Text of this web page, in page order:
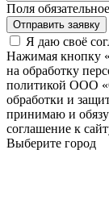
Поля
Отправить заявку
Я даю своё
Нажимая кнопку
на обработку
политикой ООО
обработки и
принимаю и
соглашение к
Выберите город